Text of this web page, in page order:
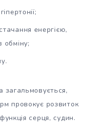
енергією,
обміну;
загальмовується,
провокує розвиток
серця, судин.